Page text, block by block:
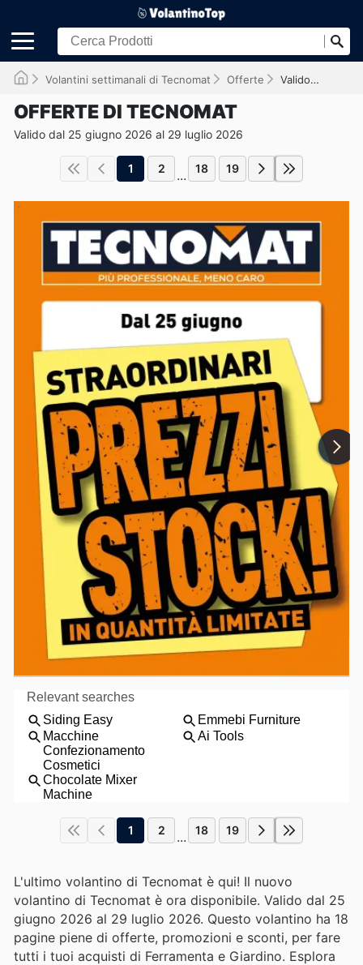
Volantini settimanali di Tecnomat Offerte Valido fino al 29/07/2026
OFFERTE DI TECNOMAT
Valido dal 25 giugno 2026 al 29 luglio 2026
1 2 ... 18 19
1 2 ... 18 19
L'ultimo volantino di Tecnomat è qui! Il nuovo
volantino di Tecnomat è ora disponibile. Valido dal 25
giugno 2026 al 29 luglio 2026. Questo volantino ha 18
pagine piene di offerte, promozioni e sconti, per fare
tutti i tuoi acquisti di Ferramenta e Giardino. Esplora